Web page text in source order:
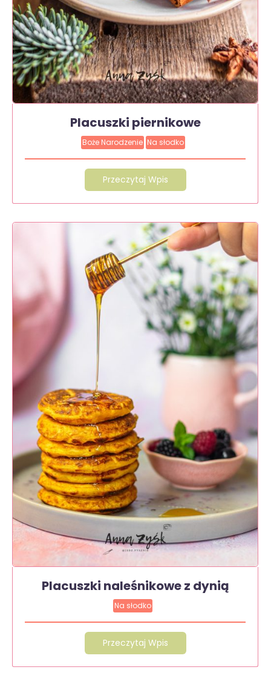
Placuszki piernikowe
Boże Narodzenie Na słodko
Przeczytaj Wpis
Placuszki naleśnikowe z dynią
Na słodko
Przeczytaj Wpis